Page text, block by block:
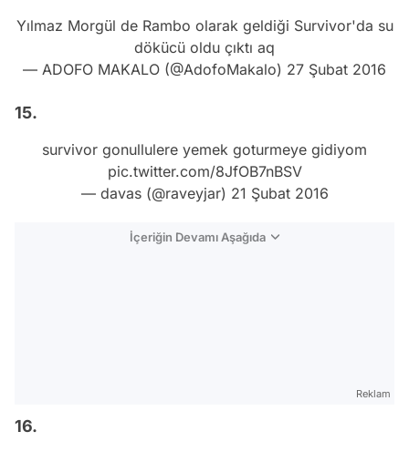
Yılmaz Morgül de Rambo olarak geldiği Survivor'da su
dökücü oldu çıktı aq
— ADOFO MAKALO (@AdofoMakalo) 27 Şubat 2016
15.
survivor gonullulere yemek goturmeye gidiyom
pic.twitter.com/8JfOB7nBSV
— davas (@raveyjar) 21 Şubat 2016
İçeriğin Devamı Aşağıda
Reklam
16.